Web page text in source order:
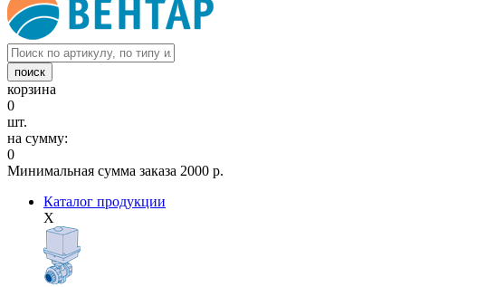
корзина
0
шт.
на сумму:
0
Минимальная сумма заказа 2000 р.
Каталог продукции
X